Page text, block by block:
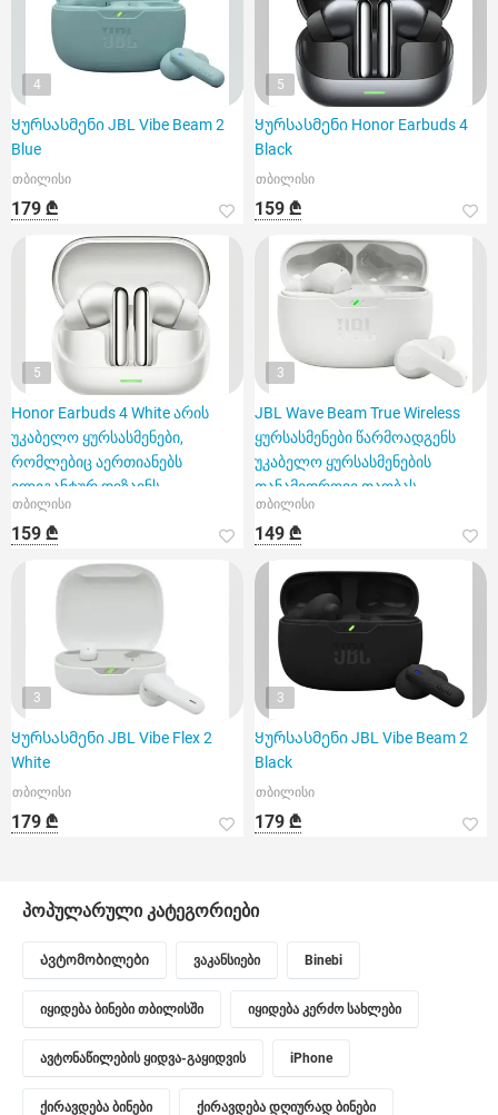
4
Ყურსასმენი JBL Vibe Beam 2
Blue
თბილისი
179 ₾
5
Ყურსასმენი Honor Earbuds 4
Black
თბილისი
159 ₾
5
Honor Earbuds 4 White არის
უკაბელო ყურსასმენები,
რომლებიც აერთიანებს
ელეგანტურ დიზაინს
თბილისი
159 ₾
3
JBL Wave Beam True Wireless
ყურსასმენები წარმოადგენს
უკაბელო ყურსასმენების
თანამედროვე თაობას,
თბილისი
149 ₾
3
Ყურსასმენი JBL Vibe Flex 2
White
თბილისი
179 ₾
3
Ყურსასმენი JBL Vibe Beam 2
Black
თბილისი
179 ₾
პოპულარული კატეგორიები
Ავტომობილები ვაკანსიები Binebi
იყიდება ბინები თბილისში იყიდება კერძო სახლები
ავტონაწილების ყიდვა-გაყიდვის iPhone
ქირავდება ბინები ქირავდება დღიურად ბინები